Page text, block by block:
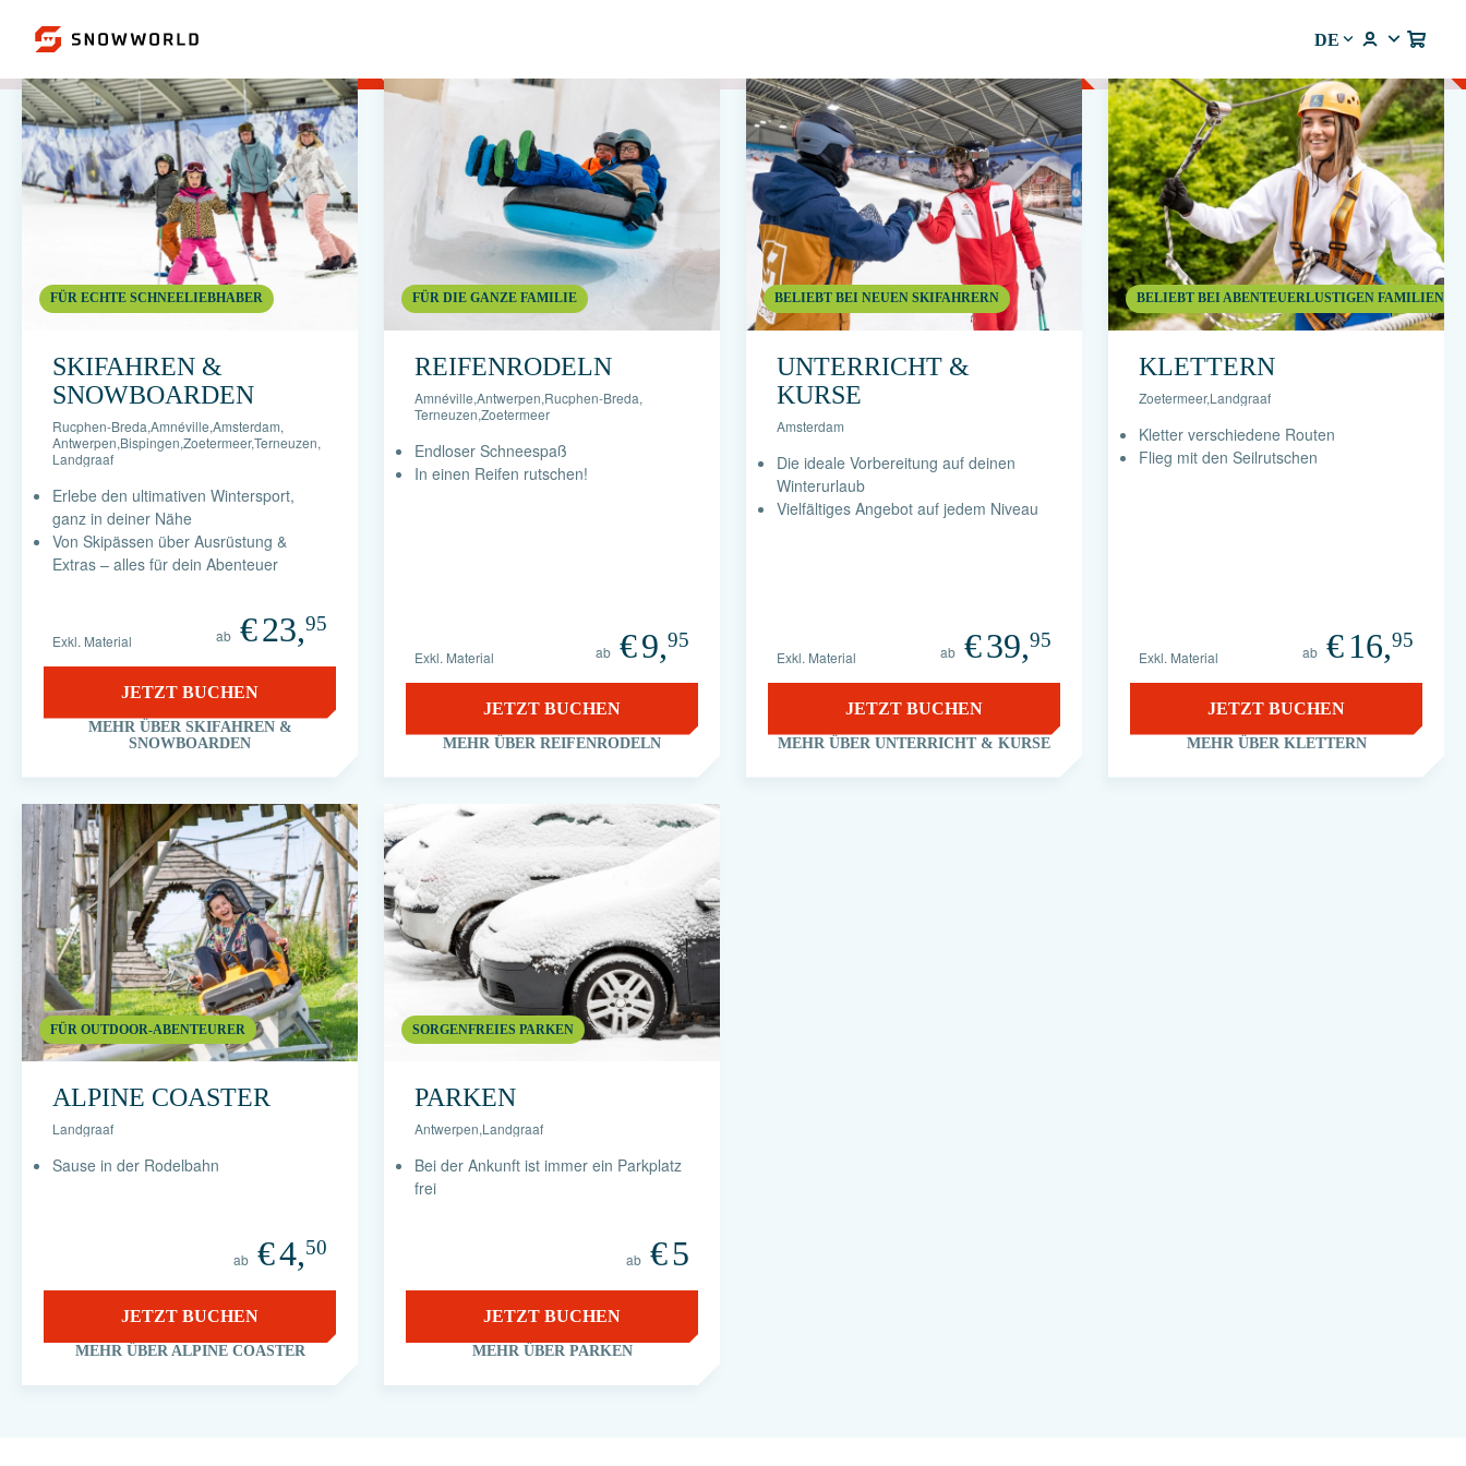
DE
FÜR ECHTE SCHNEELIEBHABER
SKIFAHREN &
SNOWBOARDEN
Rucphen-Breda,Amnéville,Amsterdam,
Antwerpen,Bispingen,Zoetermeer,Terneuzen,
Landgraaf
Erlebe den ultimativen Wintersport,
ganz in deiner Nähe
Von Skipässen über Ausrüstung &
Extras – alles für dein Abenteuer
Exkl. Material ab €23,95
JETZT BUCHEN
MEHR ÜBER SKIFAHREN &
SNOWBOARDEN
FÜR DIE GANZE FAMILIE
REIFENRODELN
Amnéville,Antwerpen,Rucphen-Breda,
Terneuzen,Zoetermeer
Endloser Schneespaß
In einen Reifen rutschen!
Exkl. Material ab €9,95
JETZT BUCHEN
MEHR ÜBER REIFENRODELN
BELIEBT BEI NEUEN SKIFAHRERN
UNTERRICHT &
KURSE
Amsterdam
Die ideale Vorbereitung auf deinen
Winterurlaub
Vielfältiges Angebot auf jedem Niveau
Exkl. Material ab €39,95
JETZT BUCHEN
MEHR ÜBER UNTERRICHT & KURSE
BELIEBT BEI ABENTEUERLUSTIGEN FAMILIEN
KLETTERN
Zoetermeer,Landgraaf
Kletter verschiedene Routen
Flieg mit den Seilrutschen
Exkl. Material ab €16,95
JETZT BUCHEN
MEHR ÜBER KLETTERN
FÜR OUTDOOR-ABENTEURER
ALPINE COASTER
Landgraaf
Sause in der Rodelbahn
ab €4,50
JETZT BUCHEN
MEHR ÜBER ALPINE COASTER
SORGENFREIES PARKEN
PARKEN
Antwerpen,Landgraaf
Bei der Ankunft ist immer ein Parkplatz
frei
ab €5
JETZT BUCHEN
MEHR ÜBER PARKEN